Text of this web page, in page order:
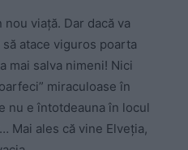
viață. Dar dacă va
atace viguros poarta
mai salva nimeni! Nici
miraculoase în
nu e întotdeauna în locul
Mai ales că vine Elveția,